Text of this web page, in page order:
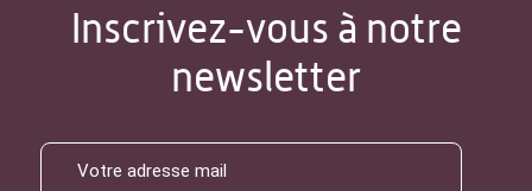
Inscrivez-vous à notre
newsletter